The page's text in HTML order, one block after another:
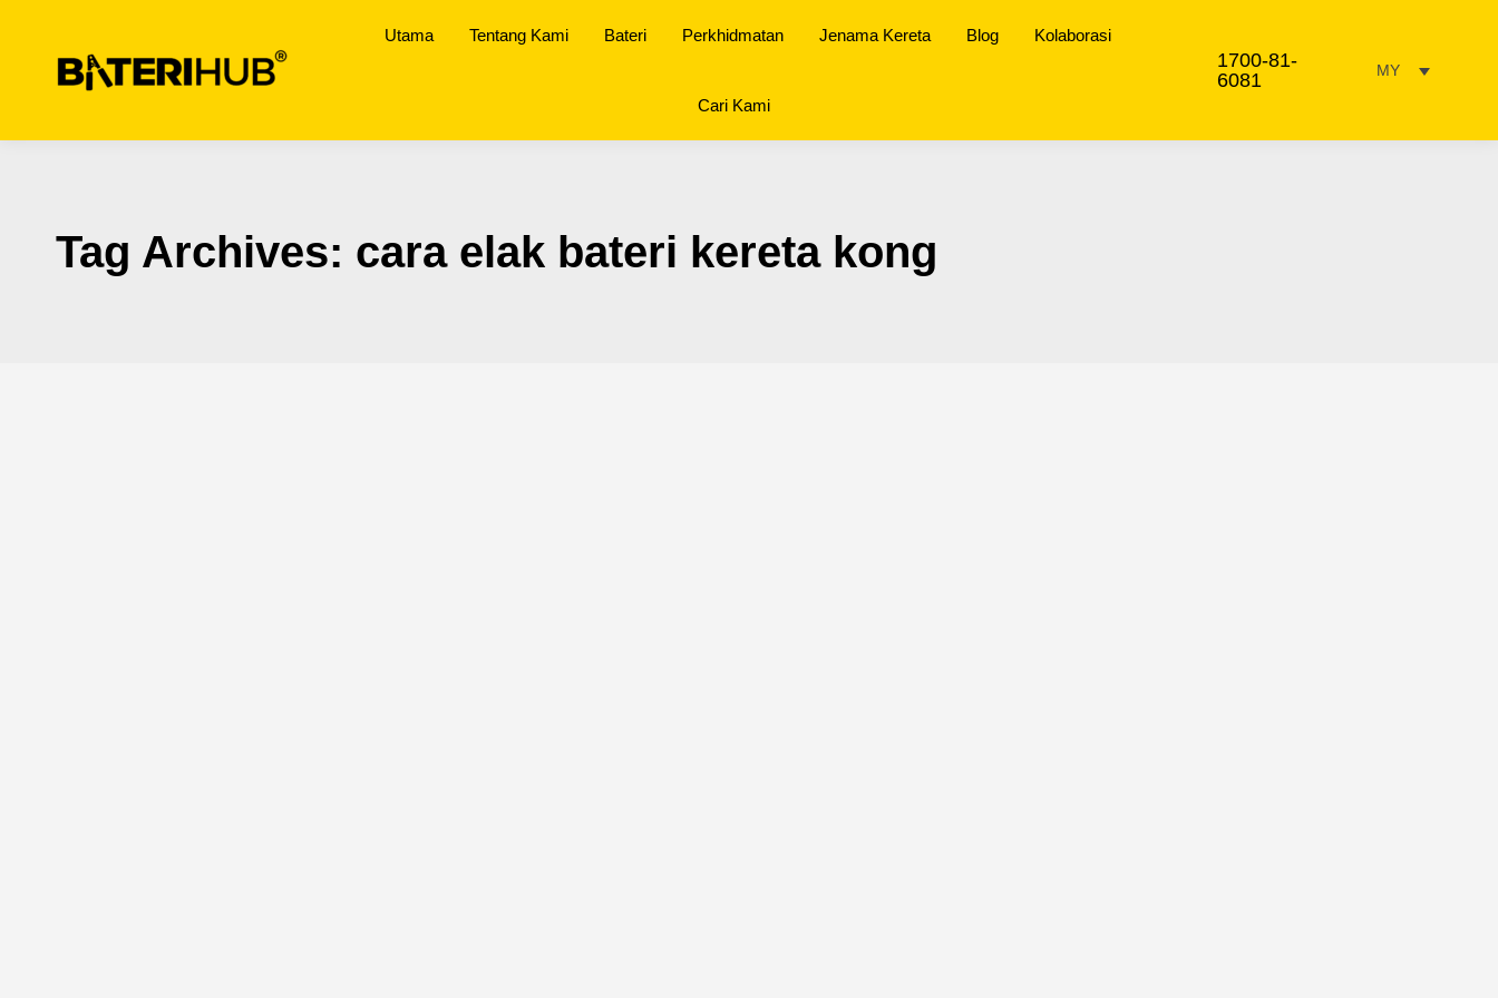
Utama Tentang Kami Bateri Perkhidmatan Jenama Kereta Blog Kolaborasi
Cari Kami
1700-81-
6081
MY
Tag Archives: cara elak bateri kereta kong